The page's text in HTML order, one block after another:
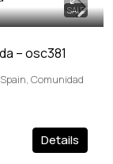
SALE
– osc381
Comunidad
Details